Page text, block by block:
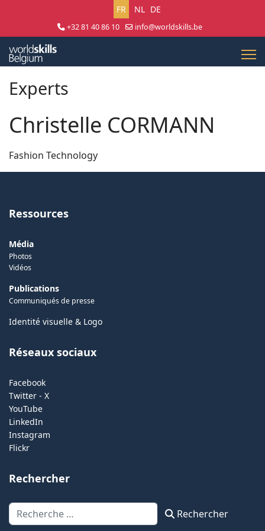
Sélectionnez votre langue
FR NL DE
+32 81 40 86 10
info@worldskills.be
Experts
Christelle CORMANN
Fashion Technology
Ressources
Média
Photos
Vidéos
Publications
Communiqués de presse
Identité visuelle & Logo
Réseaux sociaux
Facebook
Twitter - X
YouTube
LinkedIn
Instagram
Flickr
Rechercher
Rechercher Rechercher